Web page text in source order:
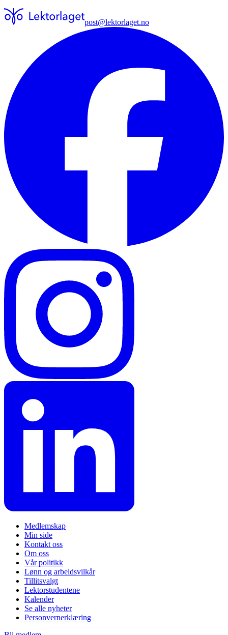
post@lektorlaget.no
Medlemskap
Min side
Kontakt oss
Om oss
Vår politikk
Lønn og arbeidsvilkår
Tillitsvalgt
Lektorstudentene
Kalender
Se alle nyheter
Personvernerklæring